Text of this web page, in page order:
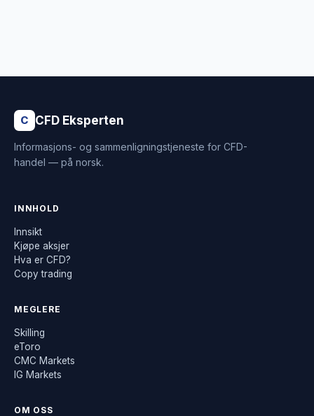
C CFD Eksperten
Informasjons- og sammenligningstjeneste for CFD-
handel — på norsk.
INNHOLD
Innsikt
Kjøpe aksjer
Hva er CFD?
Copy trading
MEGLERE
Skilling
eToro
CMC Markets
IG Markets
OM OSS